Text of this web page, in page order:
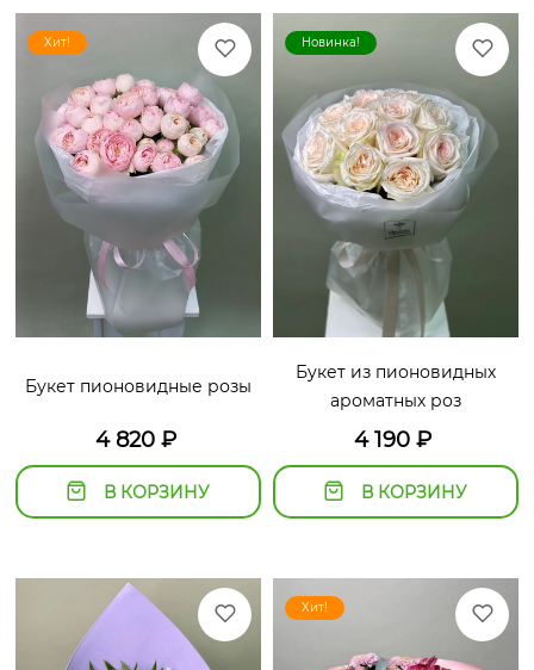
Хит!
Букет пионовидные розы
4 820₽
В КОРЗИНУ
Новинка!
Букет из пионовидных
ароматных роз
4 190 ₽
В КОРЗИНУ
Хит!